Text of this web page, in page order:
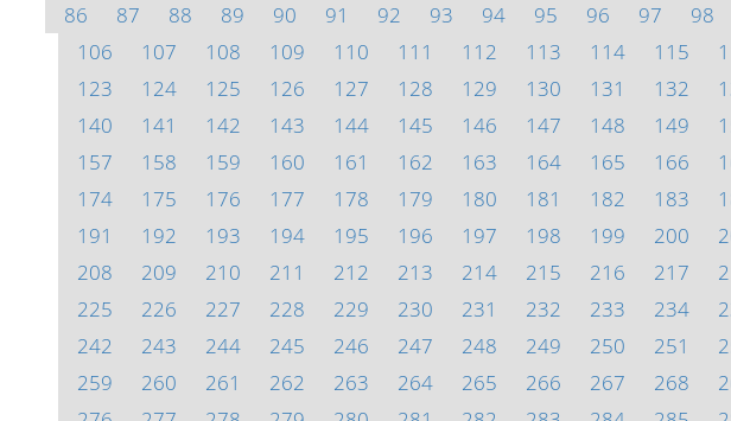
86
87 88 89 90 91 92 93 94 95 96 97 98
106
107 108 109 110 111 112 113 114 115
123
124 125 126 127 128 129 130 131 132
140
141 142 143 144 145 146 147 148 149
157
158 159 160 161 162 163 164 165 166
174
175 176 177 178 179 180 181 182 183
191
192 193 194 195 196 197 198 199 200
208
209 210 211 212 213 214 215 216 217
225
226 227 228 229 230 231 232 233 234
242
243 244 245 246 247 248 249 250 251
259
260 261 262 263 264 265 266 267 268